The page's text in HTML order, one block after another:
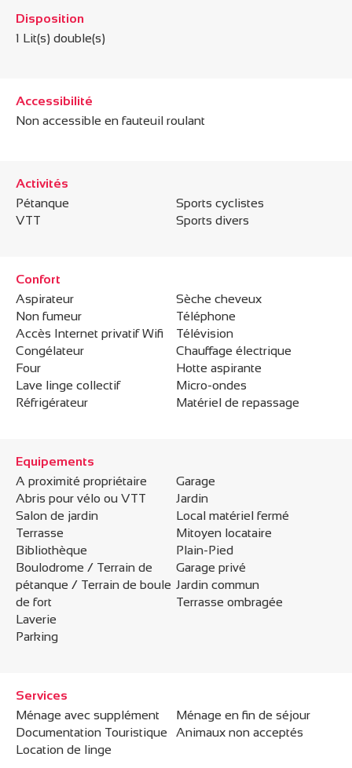
Disposition
1 Lit(s) double(s)
Accessibilité
Non accessible en fauteuil roulant
Activités
Pétanque
VTT
Sports cyclistes
Sports divers
Confort
Aspirateur
Non fumeur
Accès Internet privatif Wifi
Congélateur
Four
Lave linge collectif
Réfrigérateur
Sèche cheveux
Téléphone
Télévision
Chauffage électrique
Hotte aspirante
Micro-ondes
Matériel de repassage
Equipements
A proximité propriétaire
Abris pour vélo ou VTT
Salon de jardin
Terrasse
Bibliothèque
Boulodrome / Terrain de
pétanque / Terrain de boule
de fort
Laverie
Parking
Garage
Jardin
Local matériel fermé
Mitoyen locataire
Plain-Pied
Garage privé
Jardin commun
Terrasse ombragée
Services
Ménage avec supplément
Documentation Touristique
Location de linge
Ménage en fin de séjour
Animaux non acceptés